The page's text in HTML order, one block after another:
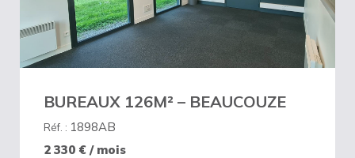
BUREAUX 126M² – BEAUCOUZE
Réf. : 1898AB
2 330 € / mois